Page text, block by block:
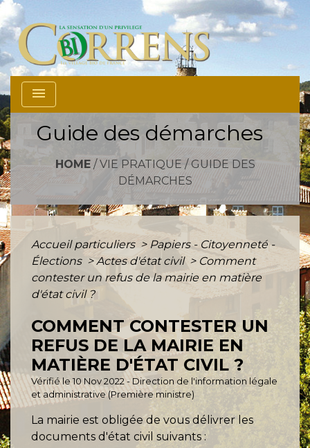
menu
Guide des démarches
HOME/ VIE PRATIQUE / GUIDE DES
DÉMARCHES
Accueil particuliers > Papiers - Citoyenneté -
Élections > Actes d'état civil > Comment
contester un refus de la mairie en matière
d'état civil ?
COMMENT CONTESTER UN
REFUS DE LA MAIRIE EN
MATIÈRE D'ÉTAT CIVIL ?
Vérifié le 10 Nov 2022 - Direction de l'information légale
et administrative (Première ministre)
La mairie est obligée de vous délivrer les
documents d'état civil suivants :